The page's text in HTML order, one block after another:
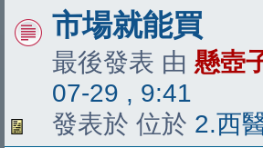
章
市場就能買
最後發表 由 懸壺
07-29 , 9:41
發表於 位於 2.西